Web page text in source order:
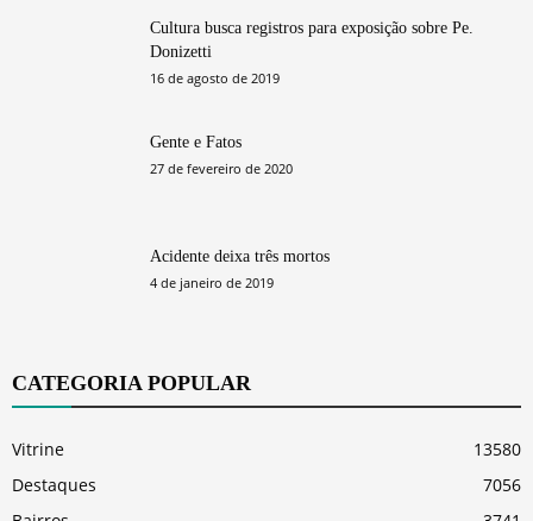
Cultura busca registros para exposição sobre Pe.
Donizetti
16 de agosto de 2019
Gente e Fatos
27 de fevereiro de 2020
Acidente deixa três mortos
4 de janeiro de 2019
CATEGORIA POPULAR
Vitrine
13580
Destaques
7056